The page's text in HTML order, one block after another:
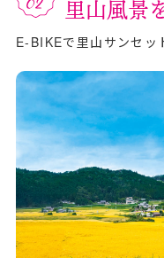
里山風景
E-BIKEで里山サンセッ